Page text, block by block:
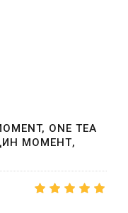
ONE TEA
МОМЕНТ,